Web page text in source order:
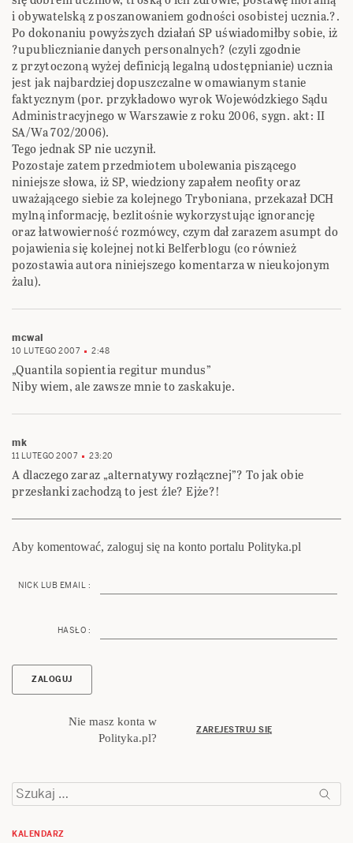
i obywatelską z poszanowaniem godności osobistej ucznia.?.
Po dokonaniu powyższych działań SP uświadomiłby sobie, iż
?upublicznianie danych personalnych? (czyli zgodnie
z przytoczoną wyżej definicją legalną udostępnianie) ucznia
jest jak najbardziej dopuszczalne w omawianym stanie
faktycznym (por. przykładowo wyrok Wojewódzkiego Sądu
Administracyjnego w Warszawie z roku 2006, sygn. akt: II
SA/Wa 702/2006).
Tego jednak SP nie uczynił.
Pozostaje zatem przedmiotem ubolewania piszącego
niniejsze słowa, iż SP, wiedziony zapałem neofity oraz
uważającego siebie za kolejnego Tryboniana, przekazał DCH
mylną informację, bezlitośnie wykorzystując ignorancję
oraz łatwowierność rozmówcy, czym dał zarazem asumpt do
pojawienia się kolejnej notki Belferblogu (co również
pozostawia autora niniejszego komentarza w nieukojonym
żalu).
mcwal
10 LUTEGO 2007 2:48
„Quantila sopientia regitur mundus”
Niby wiem, ale zawsze mnie to zaskakuje.
mk
11 LUTEGO 2007 23:20
A dlaczego zaraz „alternatywy rozłącznej”? To jak obie
przesłanki zachodzą to jest źle? Ejże?!
Aby komentować, zaloguj się na konto portalu Polityka.pl
NICK LUB EMAIL :
HASŁO :
Nie masz konta w
Polityka.pl?
ZAREJESTRUJ SIĘ
Szukaj:
KALENDARZ